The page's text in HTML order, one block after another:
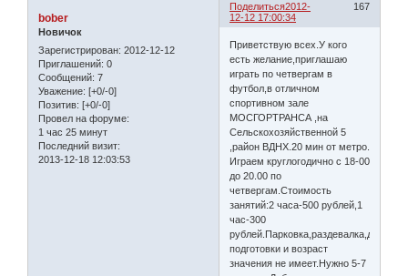
Поделиться 167
2012-
12-12 17:00:34
bober
Новичок
Зарегистрирован: 2012-12-12
Приглашений: 0
Сообщений: 7
Уважение: [+0/-0]
Позитив: [+0/-0]
Провел на форуме:
1 час 25 минут
Последний визит:
2013-12-18 12:03:53
Приветствую всех.У кого
есть желание,приглашаю
играть по четвергам в
футбол,в отличном
спортивном зале
МОСГОРТРАНСА ,на
Сельскохозяйственной 5
,район ВДНХ.20 мин от метро.
Играем круглогодично с 18-00
до 20.00 по
четвергам.Стоимость
занятий:2 часа-500 рублей,1
час-300
подготовки и возраст
значения не имеет.Нужно 5-7